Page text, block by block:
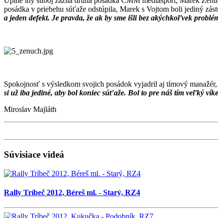
posádka v priebehu súťaže odstúpila, Marek s Vojtom boli jediný
a jeden defekt. Je pravda, že ak by sme išli bez akýchkoľvek
Spokojnosť s výsledkom svojich posádok vyjadril aj tímový
si už iba jediné, aby bol koniec súťaže. Bol to pre náš tím veľký
Miroslav Majláth
Súvisiace videá
Rally Tríbeč 2012, Béreš ml. - Starý, RZ4